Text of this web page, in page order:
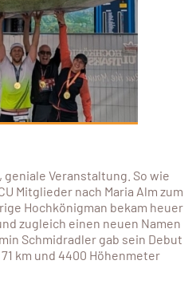
Veranstaltung. So wie
Mitglieder nach Maria Alm zum
Hochkönigman bekam heuer
zugleich einen neuen Namen
Schmidradler gab sein Debut
km und 4400 Höhenmeter